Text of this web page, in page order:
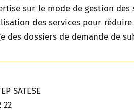
sur le mode de gestion
des services pour réduire
des dossiers de demande de
SATESE
22